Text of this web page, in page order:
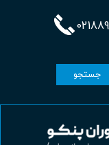
جستجو